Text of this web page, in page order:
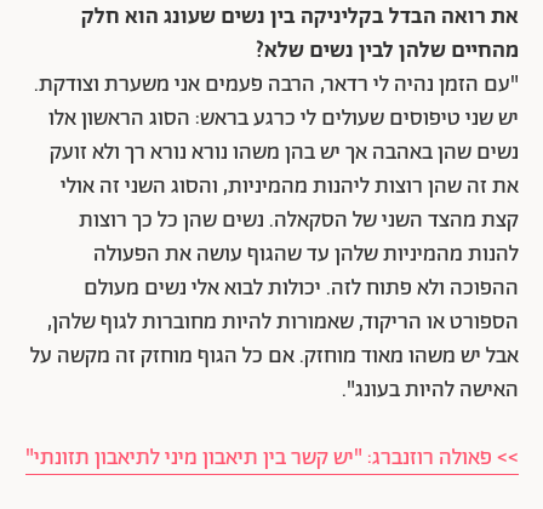
את רואה הבדל בקליניקה בין נשים שעונג הוא חלק
מהחיים שלהן לבין נשים שלא?
"עם הזמן נהיה לי רדאר, הרבה פעמים אני משערת וצודקת.
יש שני טיפוסים שעולים לי כרגע בראש: הסוג הראשון אלו
נשים שהן באהבה אך יש בהן משהו נורא נורא רך ולא זועק
את זה שהן רוצות ליהנות מהמיניות, והסוג השני זה אולי
קצת מהצד השני של הסקאלה. נשים שהן כל כך רוצות
להנות מהמיניות שלהן עד שהגוף עושה את הפעולה
ההפוכה ולא פתוח לזה. יכולות לבוא אלי נשים מעולם
הספורט או הריקוד, שאמורות להיות מחוברות לגוף שלהן,
אבל יש משהו מאוד מוחזק. אם כל הגוף מוחזק זה מקשה על
האישה להיות בעונג".
>> פאולה רוזנברג: "יש קשר בין תיאבון מיני לתיאבון תזונתי"